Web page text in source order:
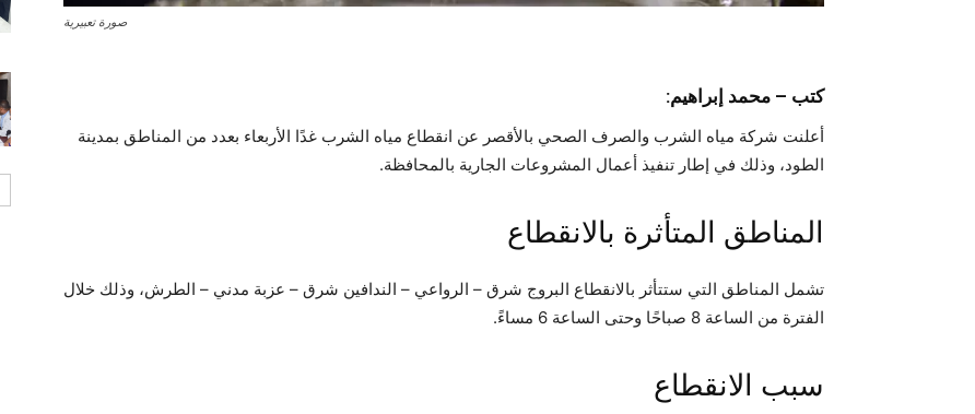
صورة تعبيرية
كتب – محمد إبراهيم:
أعلنت شركة مياه الشرب والصرف الصحي بالأقصر عن انقطاع مياه الشرب غدًا الأربعاء بعدد من المناطق بمدينة
الطود، وذلك في إطار تنفيذ أعمال المشروعات الجارية بالمحافظة.
المناطق المتأثرة بالانقطاع
تشمل المناطق التي ستتأثر بالانقطاع البروج شرق – الرواعي – الندافين شرق – عزبة مدني – الطرش، وذلك خلال
الفترة من الساعة 8 صباحًا وحتى الساعة 6 مساءً.
سبب الانقطاع